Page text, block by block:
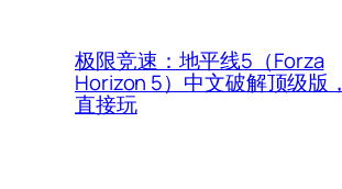
极限竞速：地平线5（Forza
Horizon 5）中文破解顶级版，
直接玩